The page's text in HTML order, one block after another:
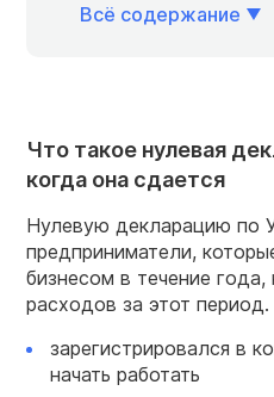
Всё содержание
Что такое нулевая
когда она сдается
Нулевую декларацию по
предприниматели,
бизнесом в течение
расходов за этот
зарегистрировался в
начать работать